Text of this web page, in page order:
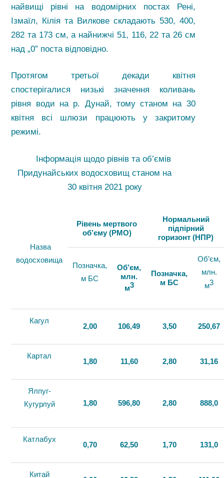
найвищі рівні на водомірних постах Рені,
Ізмаїл, Кілія та Вилкове складають 530, 400,
282 та 173 см, а найнижчі 51, 116, 22 та 26 см
над „0” поста відповідно.
Протягом третьої декади квітня
спостерігалися низькі значення коливань
рівня води на р. Дунай, тому станом на 30
квітня всі шлюзи працюють у закритому
режимі.
Інформація щодо рівнів та об’ємів
Придунайських водосховищ станом на
30 квітня 2021 року
Назва
водосховища
Рівень мертвого
об’єму (РМО)
Нормальний
підпірний
горизонт (НПР)
Позначка,
м БС
Об’єм,
млн.
м3
Позначка,
м БС
Об’єм,
млн.
м3
Кагул
2,00 106,49 3,50 250,67
Картал
1,80 11,60 2,80 31,16
Ялпуг-
Кугурлуй
1,80 596,80 2,80 888,0
Катлабух
0,70 62,50 1,70 131,0
Китай